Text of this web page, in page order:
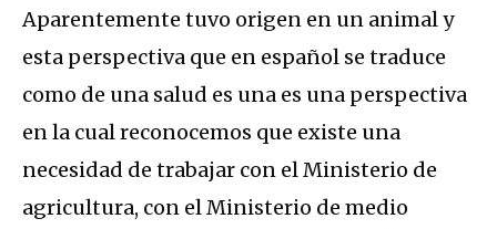
Aparentemente tuvo origen en un animal y
esta perspectiva que en español se traduce
como de una salud es una es una perspectiva
en la cual reconocemos que existe una
necesidad de trabajar con el Ministerio de
agricultura, con el Ministerio de medio